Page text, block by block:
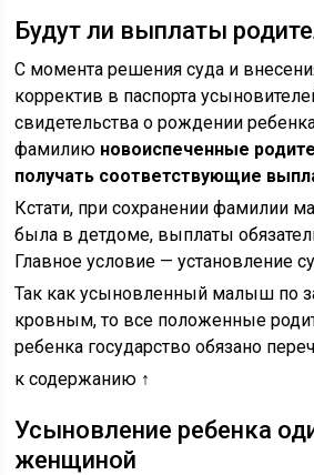
Будут ли выплаты
С момента решения суда и
корректив в паспорта
свидетельства о рождении
фамилию новоиспеченные
получать соответствующие
Кстати, при сохранении фамилии
была в детдоме, выплаты
Главное условие — установление
Так как усыновленный малыш по
кровным, то все положенные
ребенка государство обязано
к содержанию ↑
Усыновление ребенка
женщиной